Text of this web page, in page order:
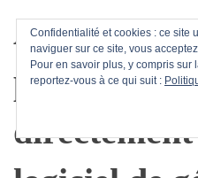
Astuce :
photos de
Confidentialité et cookies : ce site
naviguer sur ce site, vous
Pour en savoir plus, y compris
reportez-vous à ce qui suit :